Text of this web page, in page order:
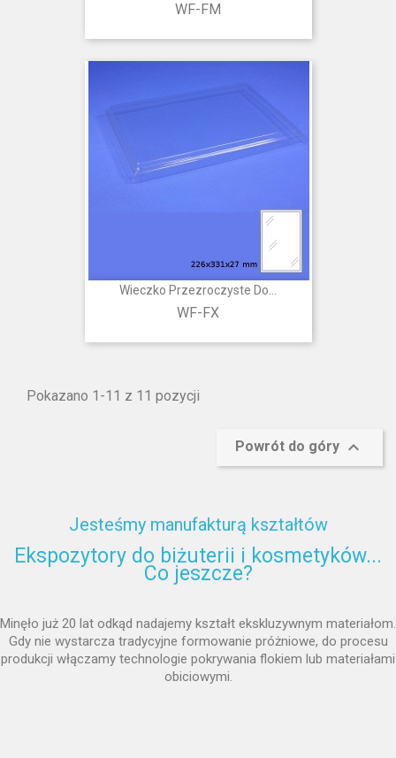
WF-FM
Wieczko Przezroczyste Do...
WF-FX
Pokazano 1-11 z 11 pozycji
Powrót do góry 
Jesteśmy manufakturą kształtów
Ekspozytory do biżuterii i kosmetyków...
Co jeszcze?
Minęło już 20 lat odkąd nadajemy kształt ekskluzywnym materiałom.
Gdy nie wystarcza tradycyjne formowanie próżniowe, do procesu
produkcji włączamy technologie pokrywania flokiem lub materiałami
obiciowymi.